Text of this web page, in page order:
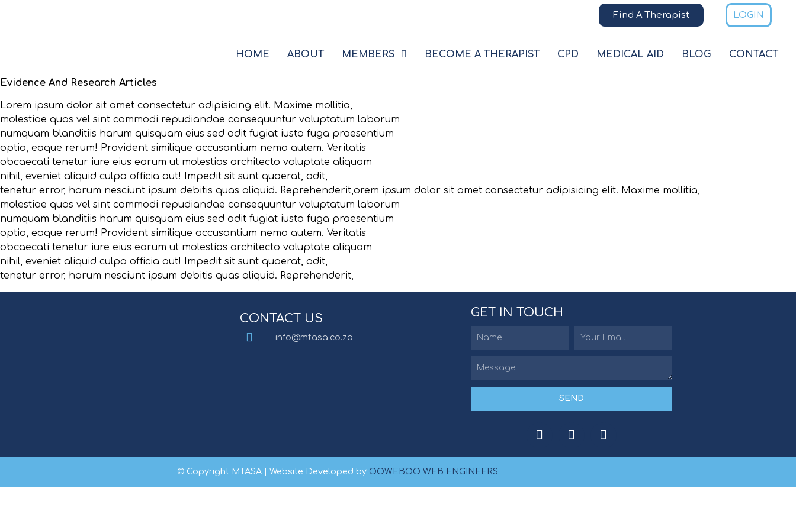
Find A Therapist LOGIN
HOME ABOUT MEMBERS BECOME A THERAPIST CPD MEDICAL AID BLOG CONTACT
Evidence And Research Articles
Lorem ipsum dolor sit amet consectetur adipisicing elit. Maxime mollitia,
molestiae quas vel sint commodi repudiandae consequuntur voluptatum laborum
numquam blanditiis harum quisquam eius sed odit fugiat iusto fuga praesentium
optio, eaque rerum! Provident similique accusantium nemo autem. Veritatis
obcaecati tenetur iure eius earum ut molestias architecto voluptate aliquam
nihil, eveniet aliquid culpa officia aut! Impedit sit sunt quaerat, odit,
tenetur error, harum nesciunt ipsum debitis quas aliquid. Reprehenderit,orem ipsum dolor sit amet consectetur adipisicing elit. Maxime mollitia,
molestiae quas vel sint commodi repudiandae consequuntur voluptatum laborum
numquam blanditiis harum quisquam eius sed odit fugiat iusto fuga praesentium
optio, eaque rerum! Provident similique accusantium nemo autem. Veritatis
obcaecati tenetur iure eius earum ut molestias architecto voluptate aliquam
nihil, eveniet aliquid culpa officia aut! Impedit sit sunt quaerat, odit,
tenetur error, harum nesciunt ipsum debitis quas aliquid. Reprehenderit,
CONTACT US
info@mtasa.co.za
GET IN TOUCH
SEND
© Copyright MTASA | Website Developed by OOWEBOO WEB ENGINEERS